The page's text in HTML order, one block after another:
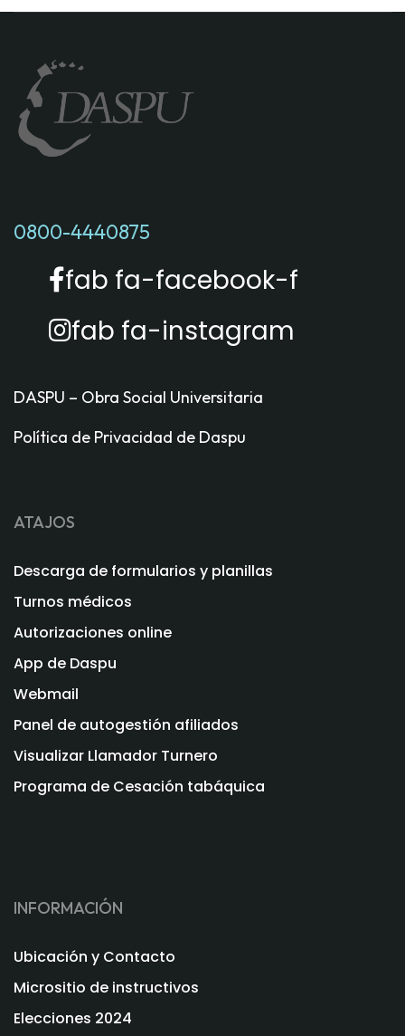
0800-4440875
fab fa-facebook-f
fab fa-instagram
DASPU – Obra Social Universitaria
Política de Privacidad de Daspu
ATAJOS
Descarga de formularios y planillas
Turnos médicos
Autorizaciones online
App de Daspu
Webmail
Panel de autogestión afiliados
Visualizar Llamador Turnero
Programa de Cesación tabáquica
INFORMACIÓN
Ubicación y Contacto
Micrositio de instructivos
Elecciones 2024